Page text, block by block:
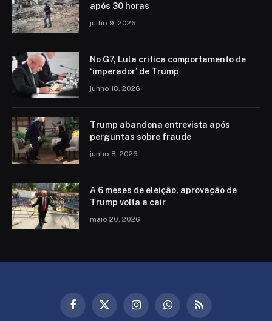
após 30 horas
julho 9, 2026
No G7, Lula critica comportamento de
‘imperador’ de Trump
junho 18, 2026
Trump abandona entrevista após
perguntas sobre fraude
junho 8, 2026
A 6 meses de eleição, aprovação de
Trump volta a cair
maio 20, 2026
Facebook
X
InstagramWhatsAppRSS